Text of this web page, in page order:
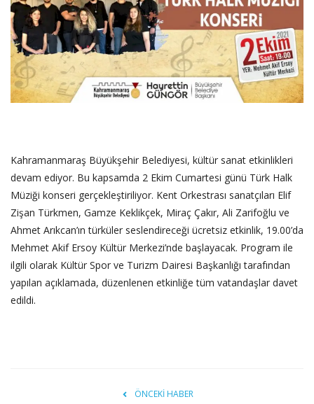
Kahramanmaraş Büyükşehir Belediyesi, kültür sanat etkinlikleri
devam ediyor. Bu kapsamda 2 Ekim Cumartesi günü Türk Halk
Müziği konseri gerçekleştiriliyor. Kent Orkestrası sanatçıları Elif
Zişan Türkmen, Gamze Keklikçek, Miraç Çakır, Ali Zarifoğlu ve
Ahmet Arıkcan’ın türküler seslendireceği ücretsiz etkinlik, 19.00’da
Mehmet Akif Ersoy Kültür Merkezi’nde başlayacak. Program ile
ilgili olarak Kültür Spor ve Turizm Dairesi Başkanlığı tarafından
yapılan açıklamada, düzenlenen etkinliğe tüm vatandaşlar davet
edildi.
ÖNCEKI HABER